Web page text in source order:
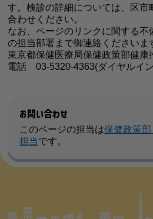
す。検診の詳細については、区市
合わせください。
なお、ページのリンクに関する
の担当部署まで御連絡くださいま
東京都保健医療局保健政策部健康
電話 03-5320-4363(ダイヤルイ
お問い合わせ
このページの担当は保健政策
担当です。